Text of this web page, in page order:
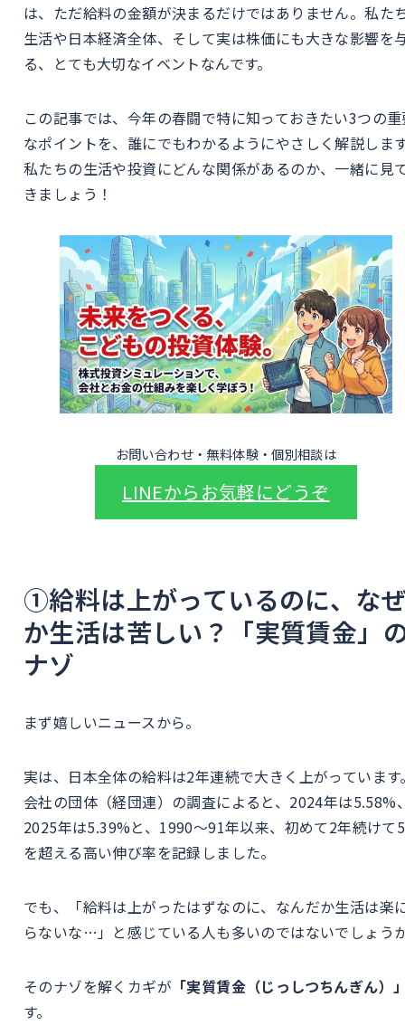
は、ただ給料の金額が決まるだけではありません。私た
生活や日本経済全体、そして実は株価にも大きな影響を
る、とても大切なイベントなんです。
この記事では、今年の春闘で特に知っておきたい3つの
なポイントを、誰にでもわかるようにやさしく解説しま
私たちの生活や投資にどんな関係があるのか、一緒に見
きましょう！
お問い合わせ・無料体験・個別相談は
LINEからお気軽にどうぞ
①給料は上がっているのに、な
か生活は苦しい？「実質賃金」
ナゾ
まず嬉しいニュースから。
実は、日本全体の給料は2年連続で大きく上がっています
会社の団体（経団連）の調査によると、2024年は5.58%
2025年は5.39%と、1990～91年以来、初めて2年続けて
を超える高い伸び率を記録しました。
でも、「給料は上がったはずなのに、なんだか生活は楽
らないな…」と感じている人も多いのではないでしょう
そのナゾを解くカギが 「実質賃金（じっしつちんぎん）
す。